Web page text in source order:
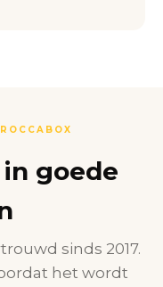
goede
sinds 2017.
het wordt